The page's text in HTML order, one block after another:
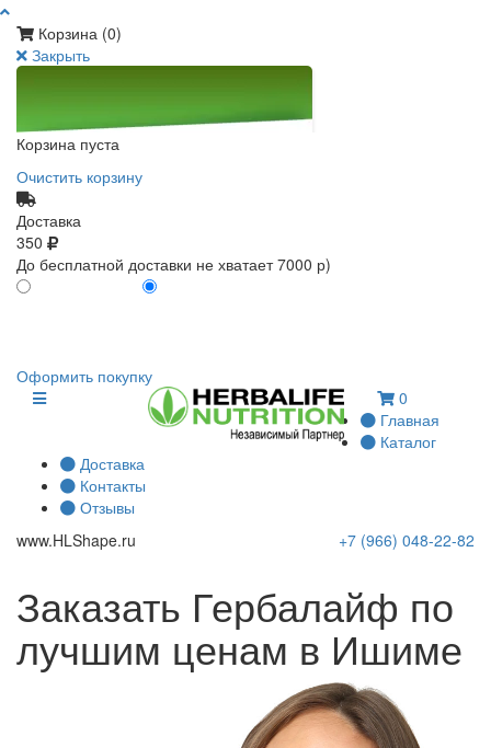
Корзина (0)
Закрыть
Корзина пуста
Очистить корзину
Доставка
350
До бесплатной доставки не хватает 7000 р)
Оформить покупку
0
Главная
Каталог
Доставка
Контакты
Отзывы
www.HLShape.ru +7 (966) 048-22-82
Заказать Гербалайф по
лучшим ценам в Ишиме